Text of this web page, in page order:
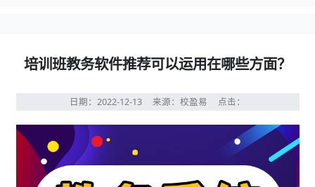
培训班教务软件推荐可以运用在哪些方面？
日期：2022-12-13 来源：校盈易 点击：